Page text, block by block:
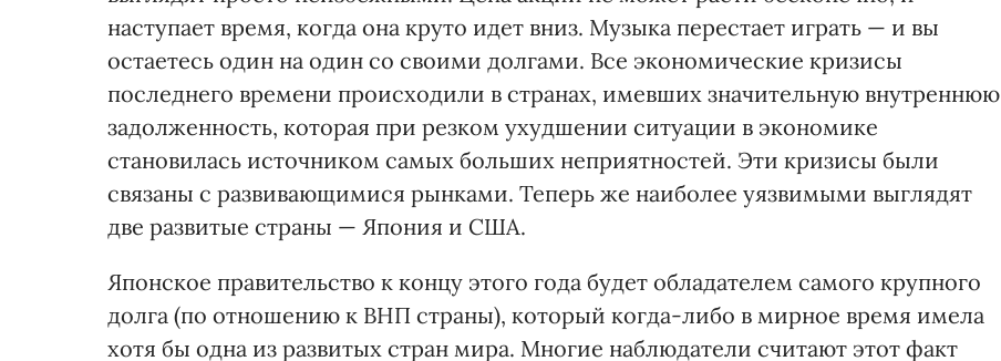
наступает время, когда она круто идет вниз. Музыка перестает играть — и вы
остаетесь один на один со своими долгами. Все экономические кризисы
последнего времени происходили в странах, имевших значительную внутреннюю
задолженность, которая при резком ухудшении ситуации в экономике
становилась источником самых больших неприятностей. Эти кризисы были
связаны с развивающимися рынками. Теперь же наиболее уязвимыми выглядят
две развитые страны — Япония и США.
Японское правительство к концу этого года будет обладателем самого крупного
долга (по отношению к ВНП страны), который когда-либо в мирное время имела
хотя бы одна из развитых стран мира. Многие наблюдатели считают этот факт